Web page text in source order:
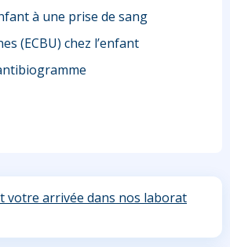
à une prise de sang
(ECBU) chez l’enfant
votre arrivée dans nos laborat